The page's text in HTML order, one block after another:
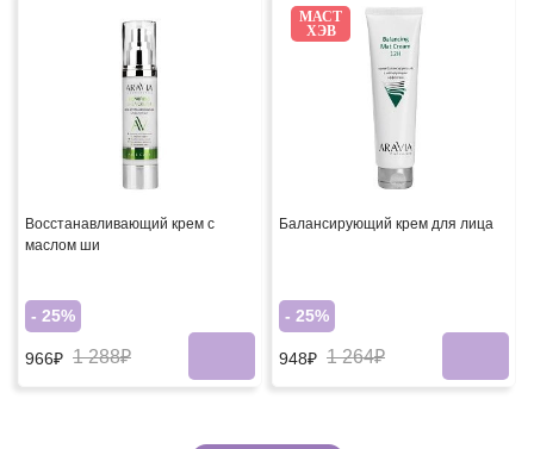
Восстанавливающий крем с
маслом ши
- 25%
966₽ 1 288₽
МАСТ
ХЭВ
Балансирующий крем для лица
- 25%
948₽ 1 264₽